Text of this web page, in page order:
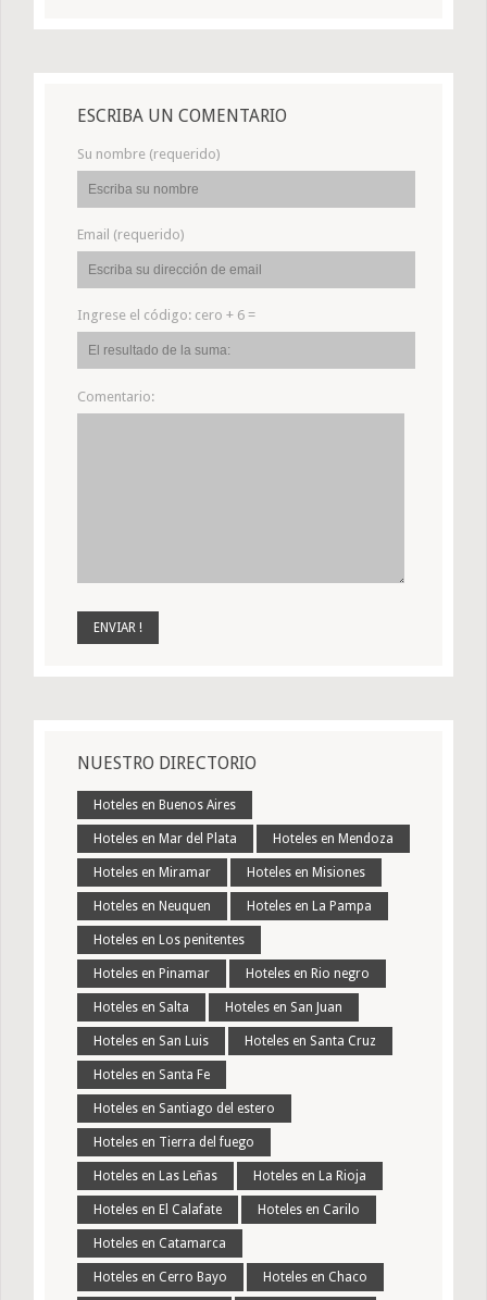
ESCRIBA UN COMENTARIO
Su nombre (requerido)
Email (requerido)
Ingrese el código: cero + 6 =
Comentario:
NUESTRO DIRECTORIO
Hoteles en Buenos Aires
Hoteles en Mar del Plata Hoteles en Mendoza
Hoteles en Miramar Hoteles en Misiones
Hoteles en Neuquen Hoteles en La Pampa
Hoteles en Los penitentes
Hoteles en Pinamar Hoteles en Rio negro
Hoteles en Salta Hoteles en San Juan
Hoteles en San Luis Hoteles en Santa Cruz
Hoteles en Santa Fe
Hoteles en Santiago del estero
Hoteles en Tierra del fuego
Hoteles en Las Leñas Hoteles en La Rioja
Hoteles en El Calafate Hoteles en Carilo
Hoteles en Catamarca
Hoteles en Cerro Bayo Hoteles en Chaco